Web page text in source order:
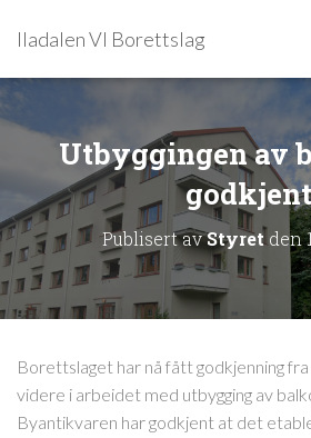
Iladalen VI Borettslag
Utbyggingen av
godkjent
Publisert avStyret den
Borettslaget har nå fått godkjenning
videre i arbeidet med utbygging av
Byantikvaren har godkjent at det